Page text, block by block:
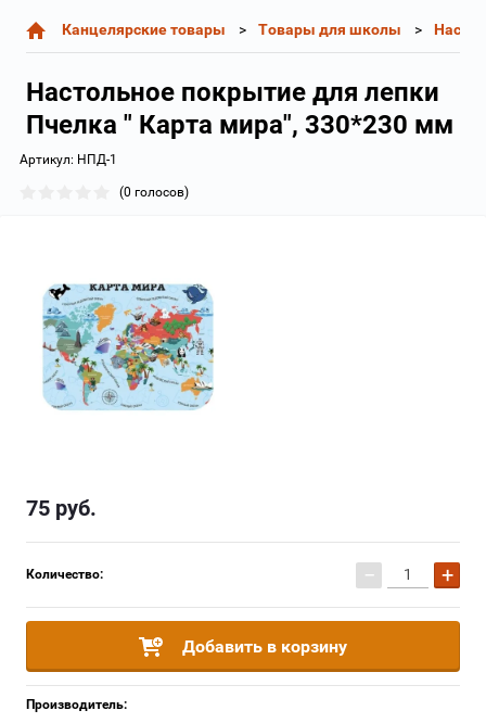
Канцелярские товары Товары для школы
Настольное покрытие для лепки
Пчелка " Карта мира", 330*230 мм
Артикул: НПД-1
(0 голосов)
75 руб.
Количество: − +
Добавить в корзину
Производитель: